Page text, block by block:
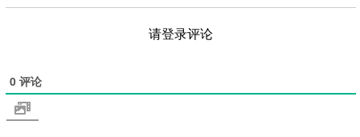
请登录评论
0 评论